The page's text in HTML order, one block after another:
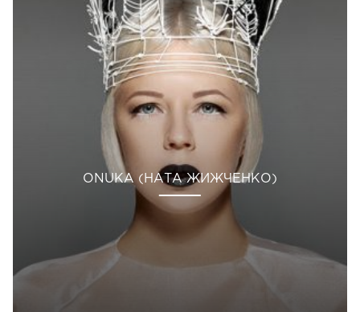
ONUKA (НАТА ЖИЖЧЕНКО)